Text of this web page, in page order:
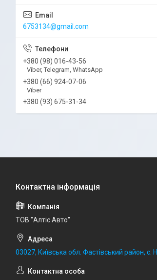
6753134@gmail.com
+380 (98) 016-43-56
Viber, Telegram, WhatsApp
+380 (66) 924-07-06
Viber
+380 (93) 675-31-34
ТОВ "Алтіс Авто"
03027, Київська обл. Фастівський район, с.